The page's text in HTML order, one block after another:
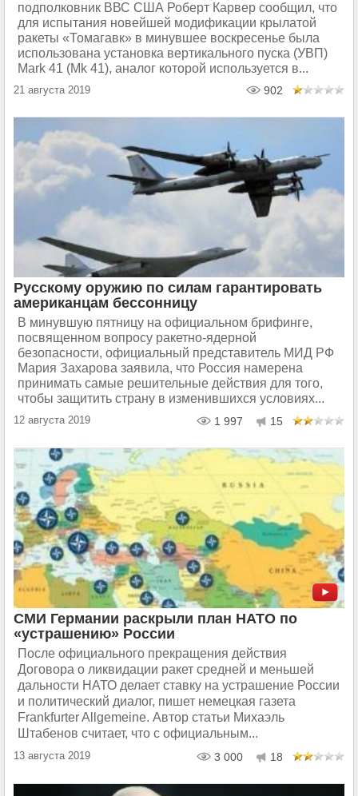
подполковник ВВС США Роберт Карвер сообщил, что
для испытания новейшей модификации крылатой
ракеты «Томагавк» в минувшее воскресенье была
использована установка вертикального пуска (УВП)
Mark 41 (Mk 41), аналог которой используется в...
21 августа 2019 902
Русскому оружию по силам гарантировать
американцам бессонницу
В минувшую пятницу на официальном брифинге,
посвященном вопросу ракетно-ядерной
безопасности, официальный представитель МИД РФ
Мария Захарова заявила, что Россия намерена
принимать самые решительные действия для того,
чтобы защитить страну в изменившихся условиях...
12 августа 2019 1 997 15
СМИ Германии раскрыли план НАТО по
«устрашению» России
После официального прекращения действия
Договора о ликвидации ракет средней и меньшей
дальности НАТО делает ставку на устрашение России
и политический диалог, пишет немецкая газета
Frankfurter Allgemeine. Автор статьи Михаэль
Штабенов считает, что с официальным...
13 августа 2019 3 000 18